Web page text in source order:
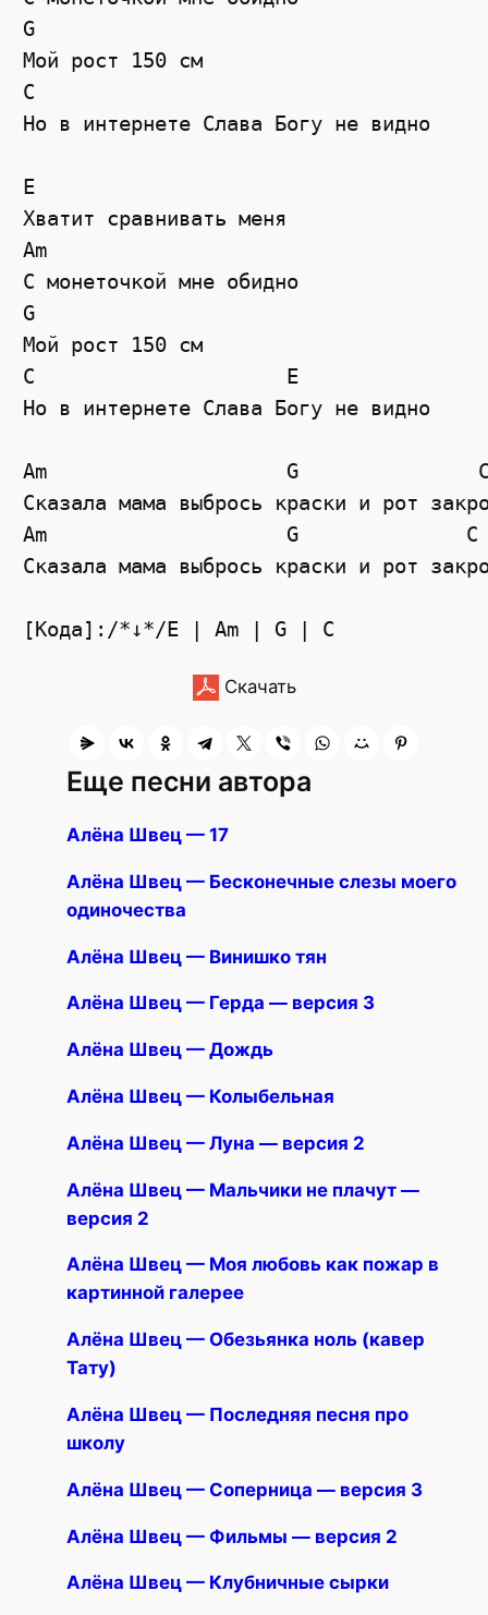
G
Мой рост 150 см
C
Но в интернете Слава Богу не видно
E
Хватит сравнивать меня
Am
С монеточкой мне обидно
G
Мой рост 150 см
C                     E
Но в интернете Слава Богу не видно
Am                    G               C
Сказала мама выбрось краски и рот
Am                    G
Сказала мама выбрось краски и рот
Скачать
Еще песни автора
Алёна Швец — 17
Алёна Швец — Бесконечные слезы моего
одиночества
Алёна Швец — Винишко тян
Алёна Швец — Герда — версия 3
Алёна Швец — Дождь
Алёна Швец — Колыбельная
Алёна Швец — Луна — версия 2
Алёна Швец — Мальчики не плачут —
версия 2
Алёна Швец — Моя любовь как пожар в
картинной галерее
Алёна Швец — Обезьянка ноль (кавер
Тату)
Алёна Швец — Последняя песня про
школу
Алёна Швец — Соперница — версия 3
Алёна Швец — Фильмы — версия 2
Алёна Швец — Клубничные сырки